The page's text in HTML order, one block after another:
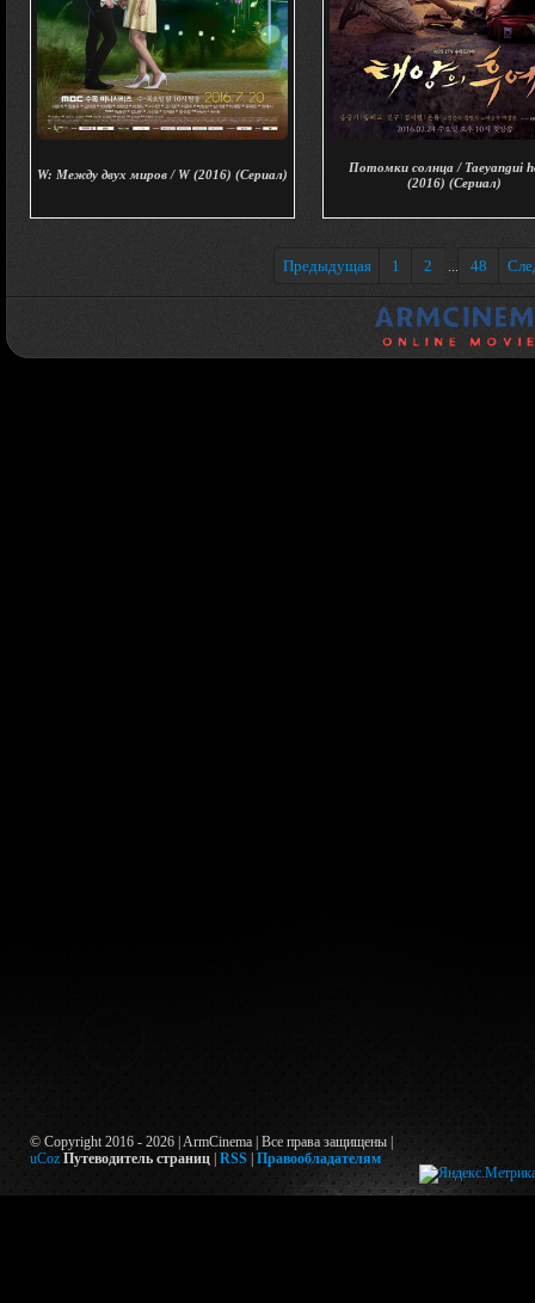
W: Между двух миров / W (2016) (Сериал)
Потомки солнца / Taeyangui
(2016) (Сериал)
Предыдущая 1 2 ... 48
© Copyright 2016 - 2026 | ArmCinema | Все права защищены |
uCoz Путеводитель страниц RSS Правообладателям